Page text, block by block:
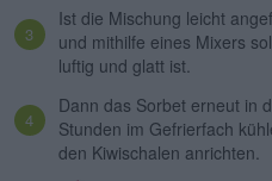
Ist die Mischung leicht
und mithilfe eines Mixers
luftig und glatt ist.
Dann das Sorbet erneut in
Stunden im Gefrierfach
den Kiwischalen anrichten.